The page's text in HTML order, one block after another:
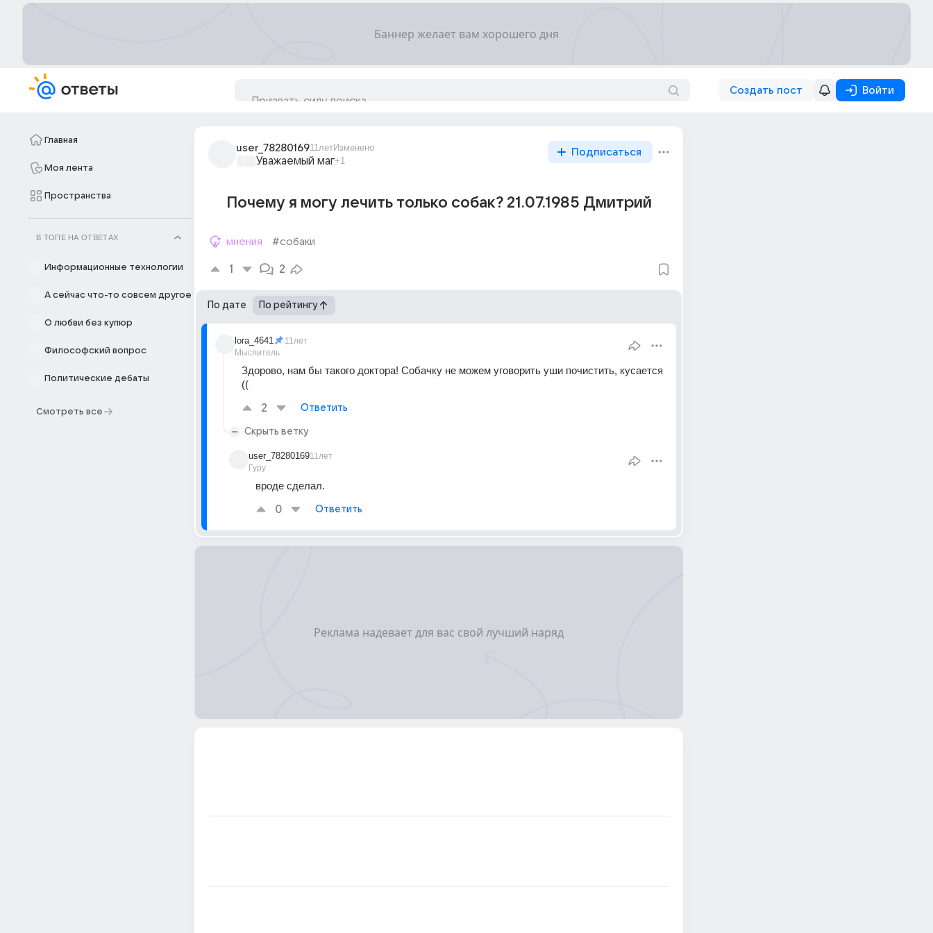
Создать пост Войти
Главная
Моя лента
Пространства
В ТОПЕ НА ОТВЕТАХ
Информационные технологии
А сейчас что-то совсем другое
О любви без купюр
Философский вопрос
Политические дебаты
Смотреть все
user_7828016911летИзменено
Уважаемый маг+1
Подписаться
Почему я могу лечить только собак? 21.07.1985 Дмитрий
мнения #собаки
1 2
По дате По рейтингу
lora_4641
Мыслитель
11лет
Здорово, нам бы такого доктора! Собачку не можем уговорить уши почистить, кусается
((
2 Ответить
Скрыть ветку
user_78280169
Гуру
11лет
вроде сделал.
0 Ответить